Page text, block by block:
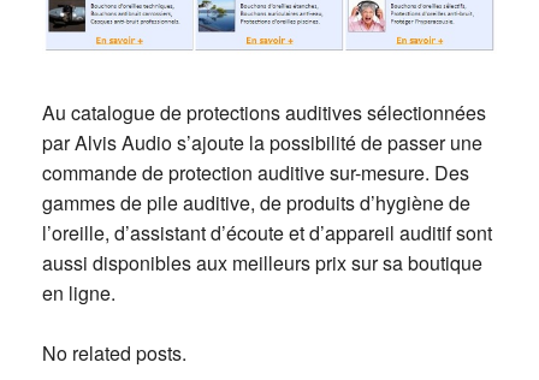
Au catalogue de protections auditives sélectionnées
par Alvis Audio s’ajoute la possibilité de passer une
commande de protection auditive sur-mesure. Des
gammes de pile auditive, de produits d’hygiène de
l’oreille, d’assistant d’écoute et d’appareil auditif sont
aussi disponibles aux meilleurs prix sur sa boutique
en ligne.
No related posts.